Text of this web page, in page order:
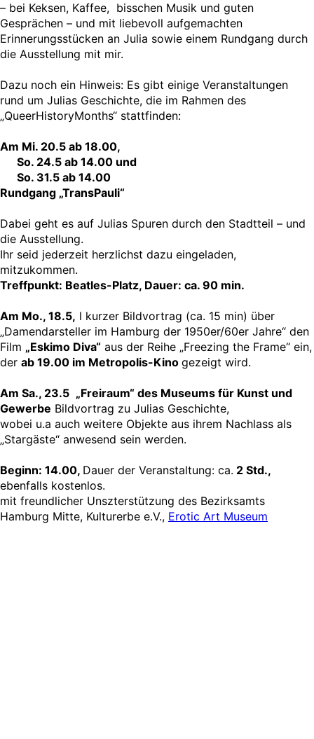
– bei Keksen, Kaffee, bisschen Musik und guten
Gesprächen – und mit liebevoll aufgemachten
Erinnerungsstücken an Julia sowie einem Rundgang durch
die Ausstellung mit mir.
Dazu noch ein Hinweis: Es gibt einige Veranstaltungen
rund um Julias Geschichte, die im Rahmen des
„QueerHistoryMonths“ stattfinden:
Am Mi. 20.5 ab 18.00,
So. 24.5 ab 14.00 und
So. 31.5 ab 14.00
Rundgang „TransPauli“
Dabei geht es auf Julias Spuren durch den Stadtteil – und
die Ausstellung.
Ihr seid jederzeit herzlichst dazu eingeladen,
mitzukommen.
Treffpunkt: Beatles-Platz, Dauer: ca. 90 min.
Am Mo., 18.5, l kurzer Bildvortrag (ca. 15 min) über
„Damendarsteller im Hamburg der 1950er/60er Jahre“ den
Film „Eskimo Diva“ aus der Reihe „Freezing the Frame“ ein,
der ab 19.00 im Metropolis-Kino gezeigt wird.
Am Sa., 23.5 „Freiraum“ des Museums für Kunst und
Gewerbe Bildvortrag zu Julias Geschichte,
wobei u.a auch weitere Objekte aus ihrem Nachlass als
„Stargäste“ anwesend sein werden.
Beginn: 14.00, Dauer der Veranstaltung: ca. 2 Std.,
ebenfalls kostenlos.
mit freundlicher Unszterstützung des Bezirksamts
Hamburg Mitte, Kulturerbe e.V., Erotic Art Museum